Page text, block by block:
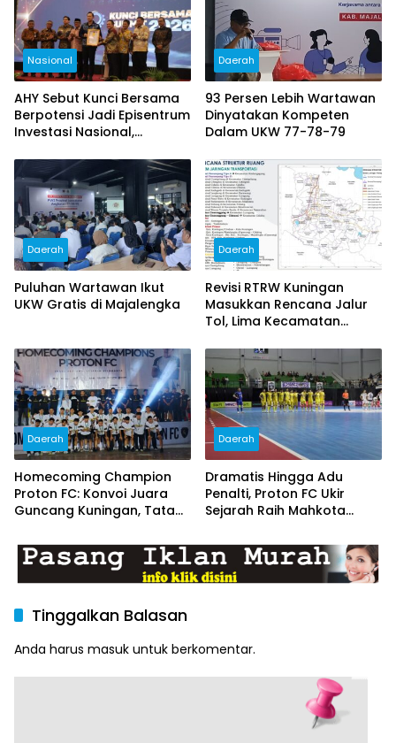
Nasional
AHY Sebut Kunci Bersama
Berpotensi Jadi Episentrum
Investasi Nasional,
Strategis
Daerah
93 Persen Lebih Wartawan
Dinyatakan Kompeten
Dalam UKW 77-78-79
Daerah
Puluhan Wartawan Ikut
UKW Gratis di Majalengka
Daerah
Revisi RTRW Kuningan
Masukkan Rencana Jalur
Tol, Lima Kecamatan
Pengembangan
Daerah
Homecoming Champion
Proton FC: Konvoi Juara
Guncang Kuningan, Tatap
Indonesia
Daerah
Dramatis Hingga Adu
Penalti, Proton FC Ukir
Sejarah Raih Mahkota
2026
Tinggalkan Balasan
Anda harus masuk untuk berkomentar.